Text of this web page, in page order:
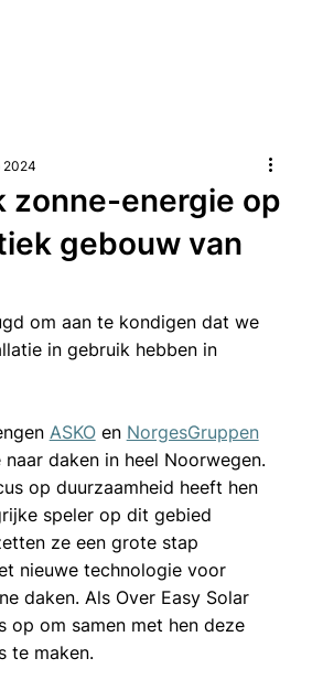
zonne-energie op
gebouw van
2024
om aan te kondigen dat we
in gebruik hebben in
ASKO en NorgesGruppen
daken in heel Noorwegen.
op duurzaamheid heeft hen
speler op dit gebied
ze een grote stap
nieuwe technologie voor
daken. Als Over Easy Solar
op om samen met hen deze
te maken.